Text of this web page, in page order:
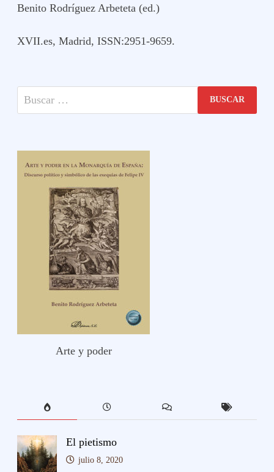
Benito Rodríguez Arbeteta (ed.)
XVII.es, Madrid, ISSN:2951-9659.
Buscar:
Arte y poder
El pietismo
julio 8, 2020